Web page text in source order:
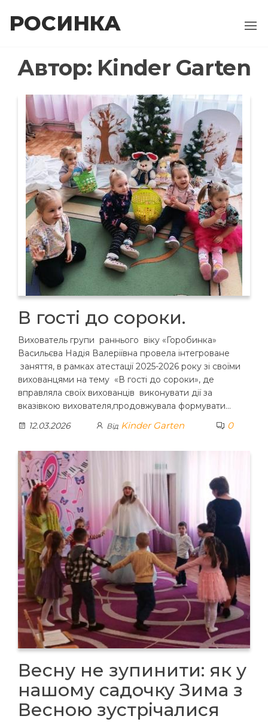
РОСИНКА
Автор: Kinder Garten
В гості до сороки.
Вихователь групи раннього віку «Горобинка»
Васильєва Надія Валеріївна провела інтегроване
заняття, в рамках атестації 2025-2026 року зі своїми
вихованцями на тему «В гості до сороки», де
вправляла своїх вихованців виконувати дії за
вказівкою вихователя,продовжувала формувати…
12.03.2026
Від Kinder Garten 0
Весну не зупинити: як у
нашому садочку Зима з
Весною зустрічалися